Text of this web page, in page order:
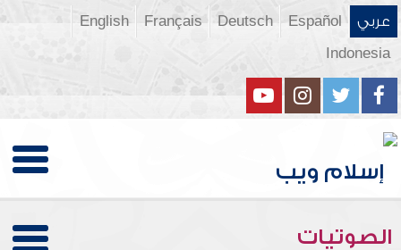
عربي Español
Deutsch
Français
English
Indonesia
الصوتيات